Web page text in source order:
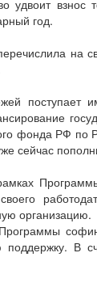
удвоит взнос
год.
на
фонда РФ по
сейчас
организацию.
поддержку.